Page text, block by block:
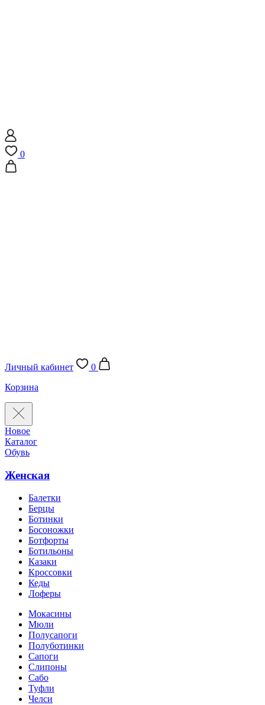
0
Личный кабинет
0
Корзина
Новое
Каталог
Обувь
Женская
Балетки
Берцы
Ботинки
Босоножки
Ботфорты
Ботильоны
Казаки
Кроссовки
Кеды
Лоферы
Мокасины
Мюли
Полусапоги
Полуботинки
Сапоги
Слипоны
Сабо
Туфли
Челси